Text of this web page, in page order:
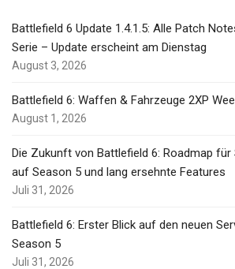
Battlefield 6 Update 1.4.1.5: Alle Patch
Serie – Update erscheint am Dienstag
August 3, 2026
Battlefield 6: Waffen & Fahrzeuge 2XP
August 1, 2026
Die Zukunft von Battlefield 6: Roadmap für
auf Season 5 und lang ersehnte Features
Juli 31, 2026
Battlefield 6: Erster Blick auf den neuen
Season 5
Juli 31, 2026